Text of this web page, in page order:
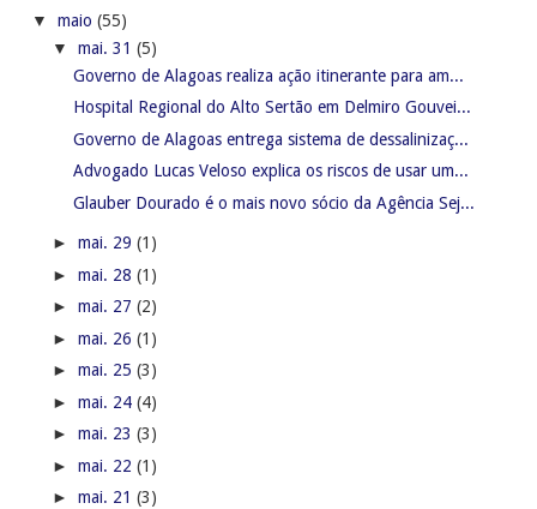
▼ maio (55)
▼ mai. 31 (5)
Governo de Alagoas realiza ação itinerante para am...
Hospital Regional do Alto Sertão em Delmiro Gouvei...
Governo de Alagoas entrega sistema de dessalinizaç...
Advogado Lucas Veloso explica os riscos de usar um...
Glauber Dourado é o mais novo sócio da Agência Sej...
► mai. 29 (1)
► mai. 28 (1)
► mai. 27 (2)
► mai. 26 (1)
► mai. 25 (3)
► mai. 24 (4)
► mai. 23 (3)
► mai. 22 (1)
► mai. 21 (3)